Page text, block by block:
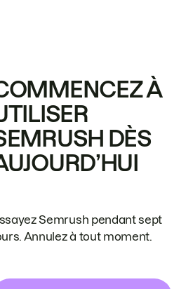
À
DÈS
Semrush pendant sept
Annulez à tout moment.